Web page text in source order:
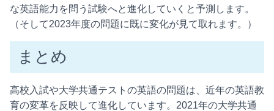
な英語能力を問う試験へと進化していくと予測します。
（そして2023年度の問題に既に変化が見て取れます。）
まとめ
高校入試や大学共通テストの英語の問題は、近年の英語教
育の変革を反映して進化しています。2021年の大学共通